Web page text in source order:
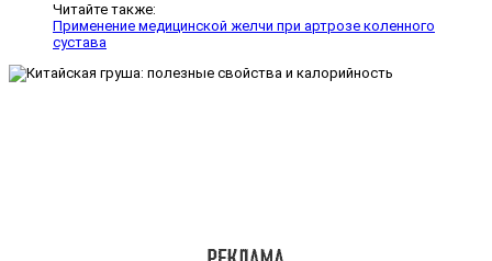
Читайте также:
Применение медицинской желчи при артрозе коленного
сустава